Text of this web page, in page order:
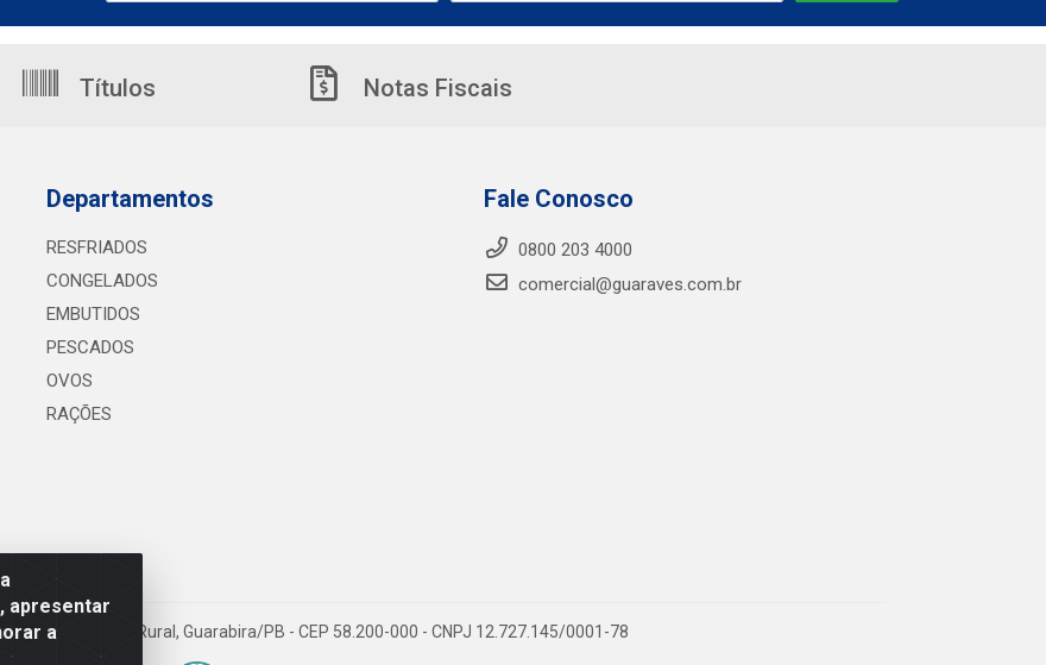
apresentar
a
Títulos Notas Fiscais
Departamentos
RESFRIADOS
CONGELADOS
EMBUTIDOS
PESCADOS
OVOS
RAÇÕES
Fale Conosco
0800 203 4000
comercial@guaraves.com.br
KM 2, S/N - Zona Rural, Guarabira/PB - CEP 58.200-000 - CNPJ 12.727.145/0001-78